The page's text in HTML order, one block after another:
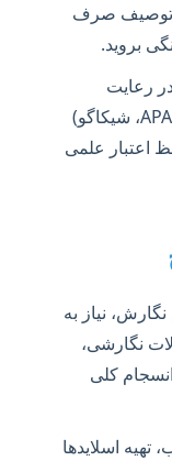
توصیف صرف
بروید.
رعایت
فرمت‌های ارجاع‌دهی (مانند APA، MLA، شیکاگو)
اعتبار علمی
نیاز به
نگارشی،
کلی
اسلایدها